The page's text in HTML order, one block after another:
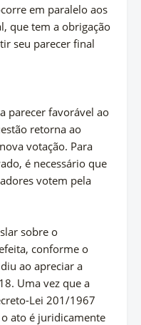
em paralelo aos
que tem a obrigação
seu parecer final
parecer favorável ao
retorna ao
votação. Para
é necessário que
votem pela
sobre o
conforme o
ao apreciar a
Uma vez que a
Lei 201/1967
ato é juridicamente